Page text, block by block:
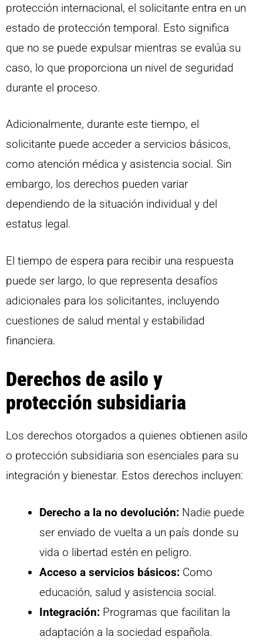
protección internacional, el solicitante entra en un
estado de protección temporal. Esto significa
que no se puede expulsar mientras se evalúa su
caso, lo que proporciona un nivel de seguridad
durante el proceso.
Adicionalmente, durante este tiempo, el
solicitante puede acceder a servicios básicos,
como atención médica y asistencia social. Sin
embargo, los derechos pueden variar
dependiendo de la situación individual y del
estatus legal.
El tiempo de espera para recibir una respuesta
puede ser largo, lo que representa desafíos
adicionales para los solicitantes, incluyendo
cuestiones de salud mental y estabilidad
financiera.
Derechos de asilo y
protección subsidiaria
Los derechos otorgados a quienes obtienen asilo
o protección subsidiaria son esenciales para su
integración y bienestar. Estos derechos incluyen:
Derecho a la no devolución: Nadie puede
ser enviado de vuelta a un país donde su
vida o libertad estén en peligro.
Acceso a servicios básicos: Como
educación, salud y asistencia social.
Integración: Programas que facilitan la
adaptación a la sociedad española.